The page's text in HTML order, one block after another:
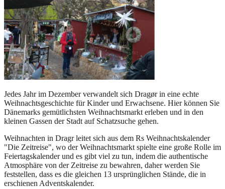
Jedes Jahr im Dezember verwandelt sich Dragør in eine echte
Weihnachtsgeschichte für Kinder und Erwachsene. Hier können Sie
Dänemarks gemütlichsten Weihnachtsmarkt erleben und in den
kleinen Gassen der Stadt auf Schatzsuche gehen.
Weihnachten in Dragr leitet sich aus dem Rs Weihnachtskalender
"Die Zeitreise", wo der Weihnachtsmarkt spielte eine große Rolle im
Feiertagskalender und es gibt viel zu tun, indem die authentische
Atmosphäre von der Zeitreise zu bewahren, daher werden Sie
feststellen, dass es die gleichen 13 ursprünglichen Stände, die in
erschienen Adventskalender.